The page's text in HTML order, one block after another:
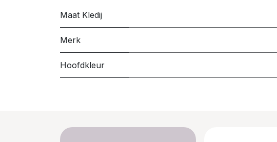
Maat Kledij
Merk
Hoofdkleur